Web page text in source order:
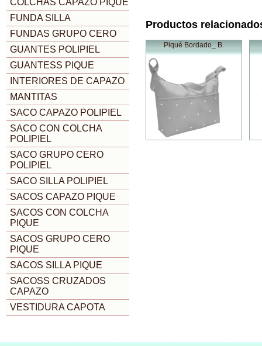
COLCHAS CAPAZO PIQUE
FUNDA SILLA
FUNDAS GRUPO CERO
GUANTES POLIPIEL
GUANTESS PIQUE
INTERIORES DE CAPAZO
MANTITAS
SACO CAPAZO POLIPIEL
SACO CON COLCHA
POLIPIEL
SACO GRUPO CERO
POLIPIEL
SACO SILLA POLIPIEL
SACOS CAPAZO PIQUE
SACOS CON COLCHA
PIQUE
SACOS GRUPO CERO
PIQUE
SACOS SILLA PIQUE
SACOSS CRUZADOS
CAPAZO
VESTIDURA CAPOTA
Productos
Piqué Bordado_ B.